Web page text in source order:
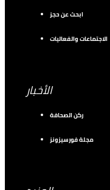
ابحث عن حجز
الاجتماعات والفعاليات
الأخبار
ركن الصحافة
مجلة فورسيزونز